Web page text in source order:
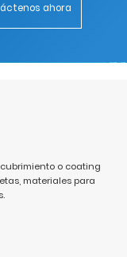
ahora
o coating
materiales para